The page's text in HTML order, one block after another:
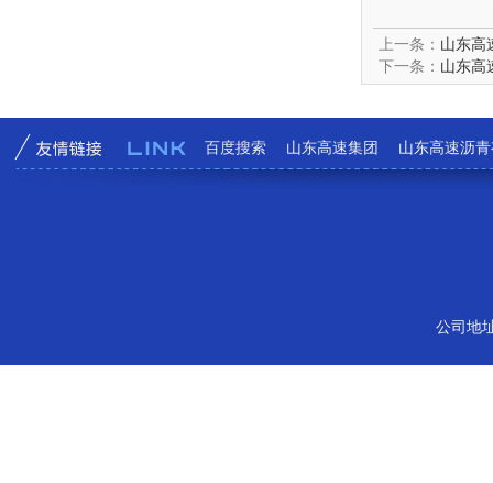
上一条： 山东高
下一条： 山东高
百度搜索 山东高速集团 山东高速沥
公司地